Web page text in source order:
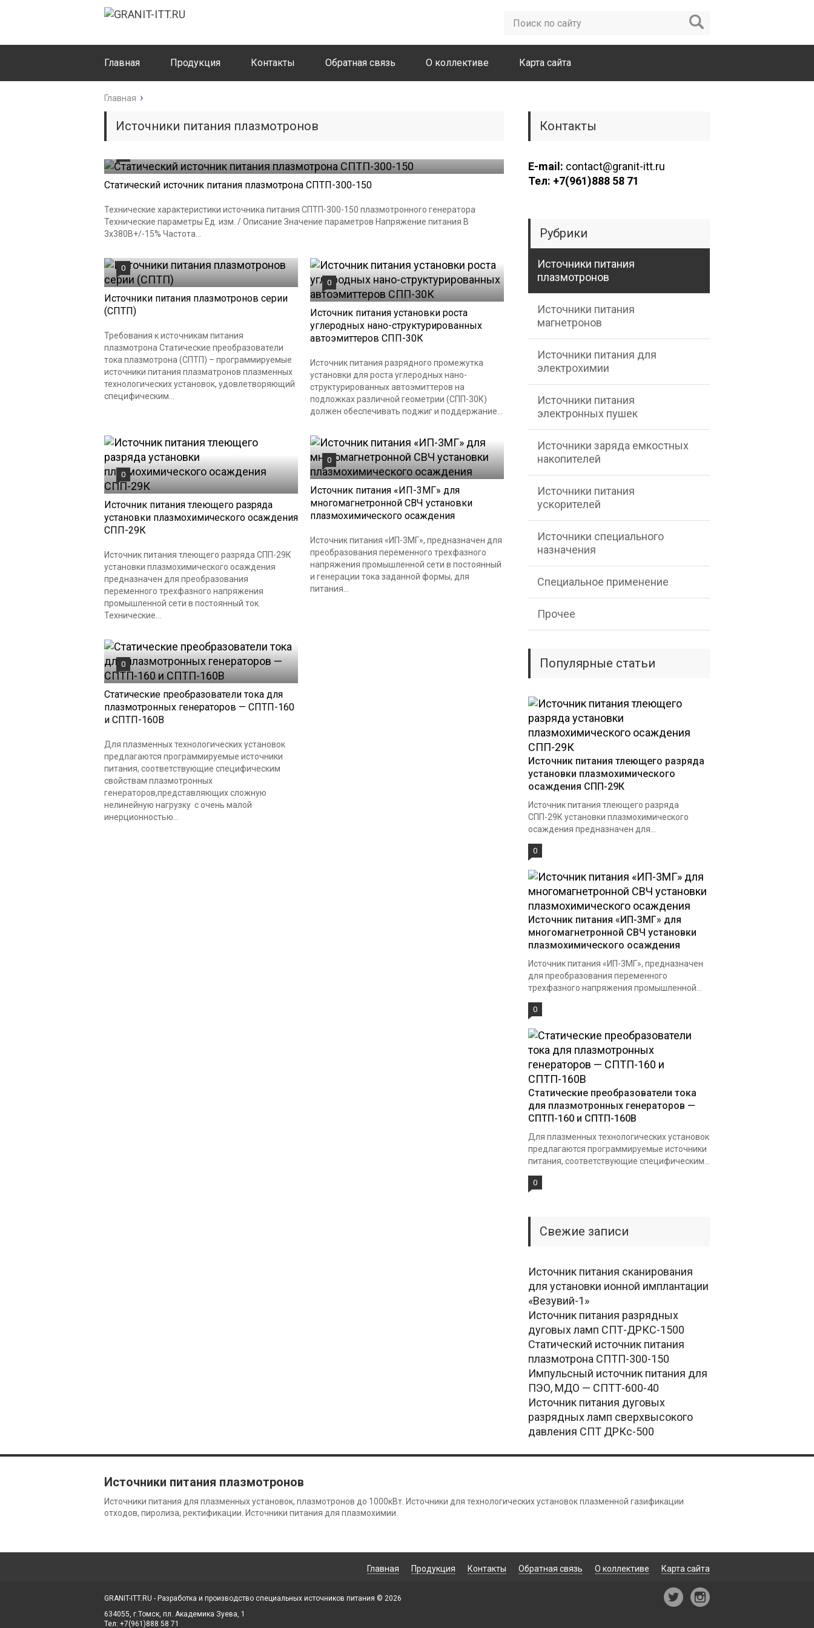
Главная Продукция Контакты Обратная связь О коллективе Карта сайта
Главная
Источники питания плазмотронов
Статический источник питания плазмотрона СПТП-300-150
Технические характеристики источника питания СПТП-300-150 плазмотронного генератора
Технические параметры Ед. изм. / Описание Значение параметров Напряжение питания В
3x380В+/-15% Частота...
0
Источники питания плазмотронов серии
(СПТП)
Требования к источникам питания
плазмотрона Статические преобразователи
тока плазмотрона (СПТП) – программируемые
источники питания плазматронов плазменных
технологических установок, удовлетворяющий
специфическим...
0
Источник питания установки роста
углеродных нано-структурированных
автоэмиттеров СПП-30К
Источник питания разрядного промежутка
установки для роста углеродных нано-
структурированных автоэмиттеров на
подложках различной геометрии (СПП-30К)
должен обеспечивать поджиг и поддержание...
0
Источник питания тлеющего разряда
установки плазмохимического осаждения
СПП-29К
Источник питания тлеющего разряда СПП-29К
установки плазмохимического осаждения
предназначен для преобразования
переменного трехфазного напряжения
промышленной сети в постоянный ток.
Технические...
0
Источник питания «ИП-3МГ» для
многомагнетронной СВЧ установки
плазмохимического осаждения
Источник питания «ИП-3МГ», предназначен для
преобразования переменного трехфазного
напряжения промышленной сети в постоянный
и генерации тока заданной формы, для
питания...
0
Статические преобразователи тока для
плазмотронных генераторов — СПТП-160
и СПТП-160В
Для плазменных технологических установок
предлагаются программируемые источники
питания, соответствующие специфическим
свойствам плазмотронных
генераторов,представляющих сложную
нелинейную нагрузку с очень малой
инерционностью...
Контакты
E-mail: contact@granit-itt.ru
Тел: +7(961)888 58 71
Рубрики
Источники питания
плазмотронов
Источники питания
магнетронов
Источники питания для
электрохимии
Источники питания
электронных пушек
Источники заряда емкостных
накопителей
Источники питания
ускорителей
Источники специального
назначения
Специальное применение
Прочее
Популярные статьи
Источник питания тлеющего разряда
установки плазмохимического
осаждения СПП-29К
Источник питания тлеющего разряда
СПП-29К установки плазмохимического
осаждения предназначен для...
0
Источник питания «ИП-3МГ» для
многомагнетронной СВЧ установки
плазмохимического осаждения
Источник питания «ИП-3МГ», предназначен
для преобразования переменного
трехфазного напряжения промышленной...
0
Статические преобразователи тока
для плазмотронных генераторов —
СПТП-160 и СПТП-160В
Для плазменных технологических установок
предлагаются программируемые источники
питания, соответствующие специфическим...
0
Свежие записи
Источник питания сканирования
для установки ионной имплантации
«Везувий-1»
Источник питания разрядных
дуговых ламп СПТ-ДРКС-1500
Статический источник питания
плазмотрона СПТП-300-150
Импульсный источник питания для
ПЭО, МДО — СПТТ-600-40
Источник питания дуговых
разрядных ламп сверхвысокого
давления СПТ ДРКс-500
Источники питания плазмотронов
Источники питания для плазменных установок, плазмотронов до 1000кВт. Источники для технологических установок плазменной газификации
отходов, пиролиза, ректификации. Источники питания для плазмохимии.
Главная Продукция Контакты Обратная связь О коллективе Карта сайта
GRANIT-ITT.RU - Разработка и производство специальных источников питания © 2026
634055, г.Томск, пл. Академика Зуева, 1
Тел: +7(961)888 58 71